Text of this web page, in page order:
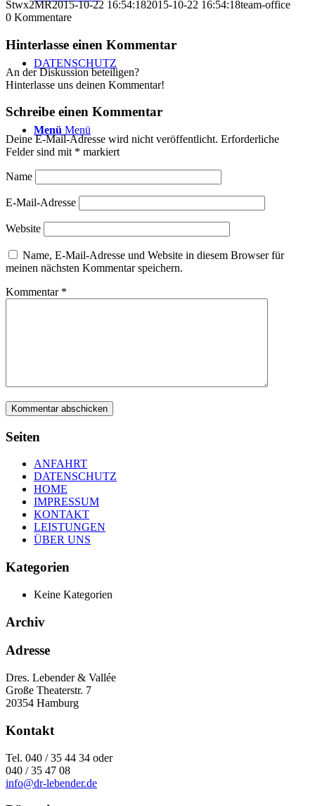
DATENSCHUTZ
Menü Menü
Stwx2MR2015-10-22 16:54:182015-10-22 16:54:18team-office
0 Kommentare
Hinterlasse einen Kommentar
An der Diskussion beteiligen?
Hinterlasse uns deinen Kommentar!
Schreibe einen Kommentar
Deine E-Mail-Adresse wird nicht veröffentlicht. Erforderliche
Felder sind mit * markiert
Name
E-Mail-Adresse
Website
Name, E-Mail-Adresse und Website in diesem Browser für
meinen nächsten Kommentar speichern.
Kommentar *
Seiten
ANFAHRT
DATENSCHUTZ
HOME
IMPRESSUM
KONTAKT
LEISTUNGEN
ÜBER UNS
Kategorien
Keine Kategorien
Archiv
Adresse
Dres. Lebender & Vallée
Große Theaterstr. 7
20354 Hamburg
Kontakt
Tel. 040 / 35 44 34 oder
040 / 35 47 08
info@dr-lebender.de